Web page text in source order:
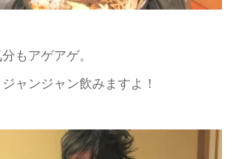
もアゲアゲ。
ャンジャン飲みますよ！